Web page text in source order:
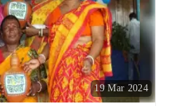
19 Mar 2024